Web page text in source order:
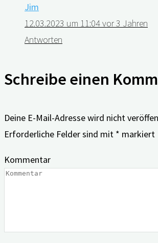
Jim
12.03.2023 um 11:04vor 3 Jahren
Antworten
Schreibe einen
Deine E-Mail-Adresse wird nicht
Erforderliche Felder sind mit * markiert
Kommentar